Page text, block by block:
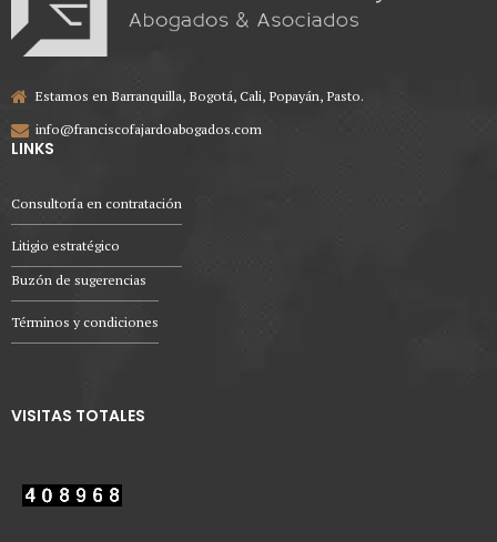
Estamos en Barranquilla, Bogotá, Cali, Popayán, Pasto.
info@franciscofajardoabogados.com
LINKS
Consultoría en contratación
Litigio estratégico
Buzón de sugerencias
Términos y condiciones
VISITAS TOTALES